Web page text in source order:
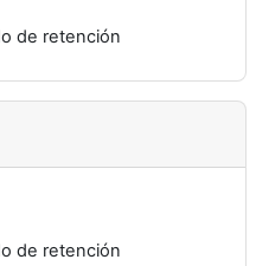
de retención
de retención